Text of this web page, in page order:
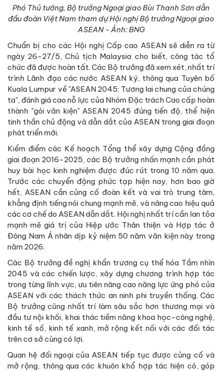
Phó Thủ tướng, Bộ trưởng Ngoại giao Bùi Thanh Sơn dẫn
đầu đoàn Việt Nam tham dự Hội nghị Bộ trưởng Ngoại giao
ASEAN - Ảnh: BNG
Chuẩn bị cho các Hội nghị Cấp cao ASEAN sẽ diễn ra từ
ngày 26-27/5, Chủ tịch Malaysia cho biết, công tác tổ
chức đã được hoàn tất. Các Bộ trưởng đã xem xét, nhất trí
trình Lãnh đạo các nước ASEAN ký, thông qua Tuyên bố
Kuala Lumpur về "ASEAN 2045: Tương lai chung của chúng
ta", đánh giá cao nỗ lực của Nhóm Đặc trách Cao cấp hoàn
thành "gói văn kiện" ASEAN 2045 đúng tiến độ, thể hiện
tinh thần chủ động và dẫn dắt của ASEAN trong giai đoạn
phát triển mới.
Kiểm điểm các Kế hoạch Tổng thể xây dựng Cộng đồng
giai đoạn 2016-2025, các Bộ trưởng nhấn mạnh cần phát
huy bài học kinh nghiệm được đúc rút trong 10 năm qua.
Trước các chuyển động phức tạp hiện nay, hơn bao giờ
hết, ASEAN cần củng cố đoàn kết và vai trò trung tâm,
khẳng định tiếng nói chung mạnh mẽ, và nâng cao hiệu quả
các cơ chế do ASEAN dẫn dắt. Hội nghị nhất trí cần lan tỏa
mạnh mẽ giá trị của Hiệp ước Thân thiện và Hợp tác ở
Đông Nam Á nhân dịp kỷ niệm 50 năm văn kiện này trong
năm 2026.
Các Bộ trưởng đề nghị khẩn trương cụ thể hóa Tầm nhìn
2045 và các chiến lược, xây dựng chương trình hợp tác
trong từng lĩnh vực, ưu tiên nâng cao năng lực ứng phó của
ASEAN với các thách thức an ninh phi truyền thống. Các
Bộ trưởng cũng nhất trí làm sâu sắc hơn thương mại và
đầu tư nội khối, khai thác tiềm năng khoa học-công nghệ,
kinh tế số, kinh tế xanh, mở rộng kết nối với các đối tác
trên cơ sở cùng có lợi.
Quan hệ đối ngoại của ASEAN tiếp tục được củng cố và
mở rộng, thông qua các khuôn khổ hợp tác hiện có, góp